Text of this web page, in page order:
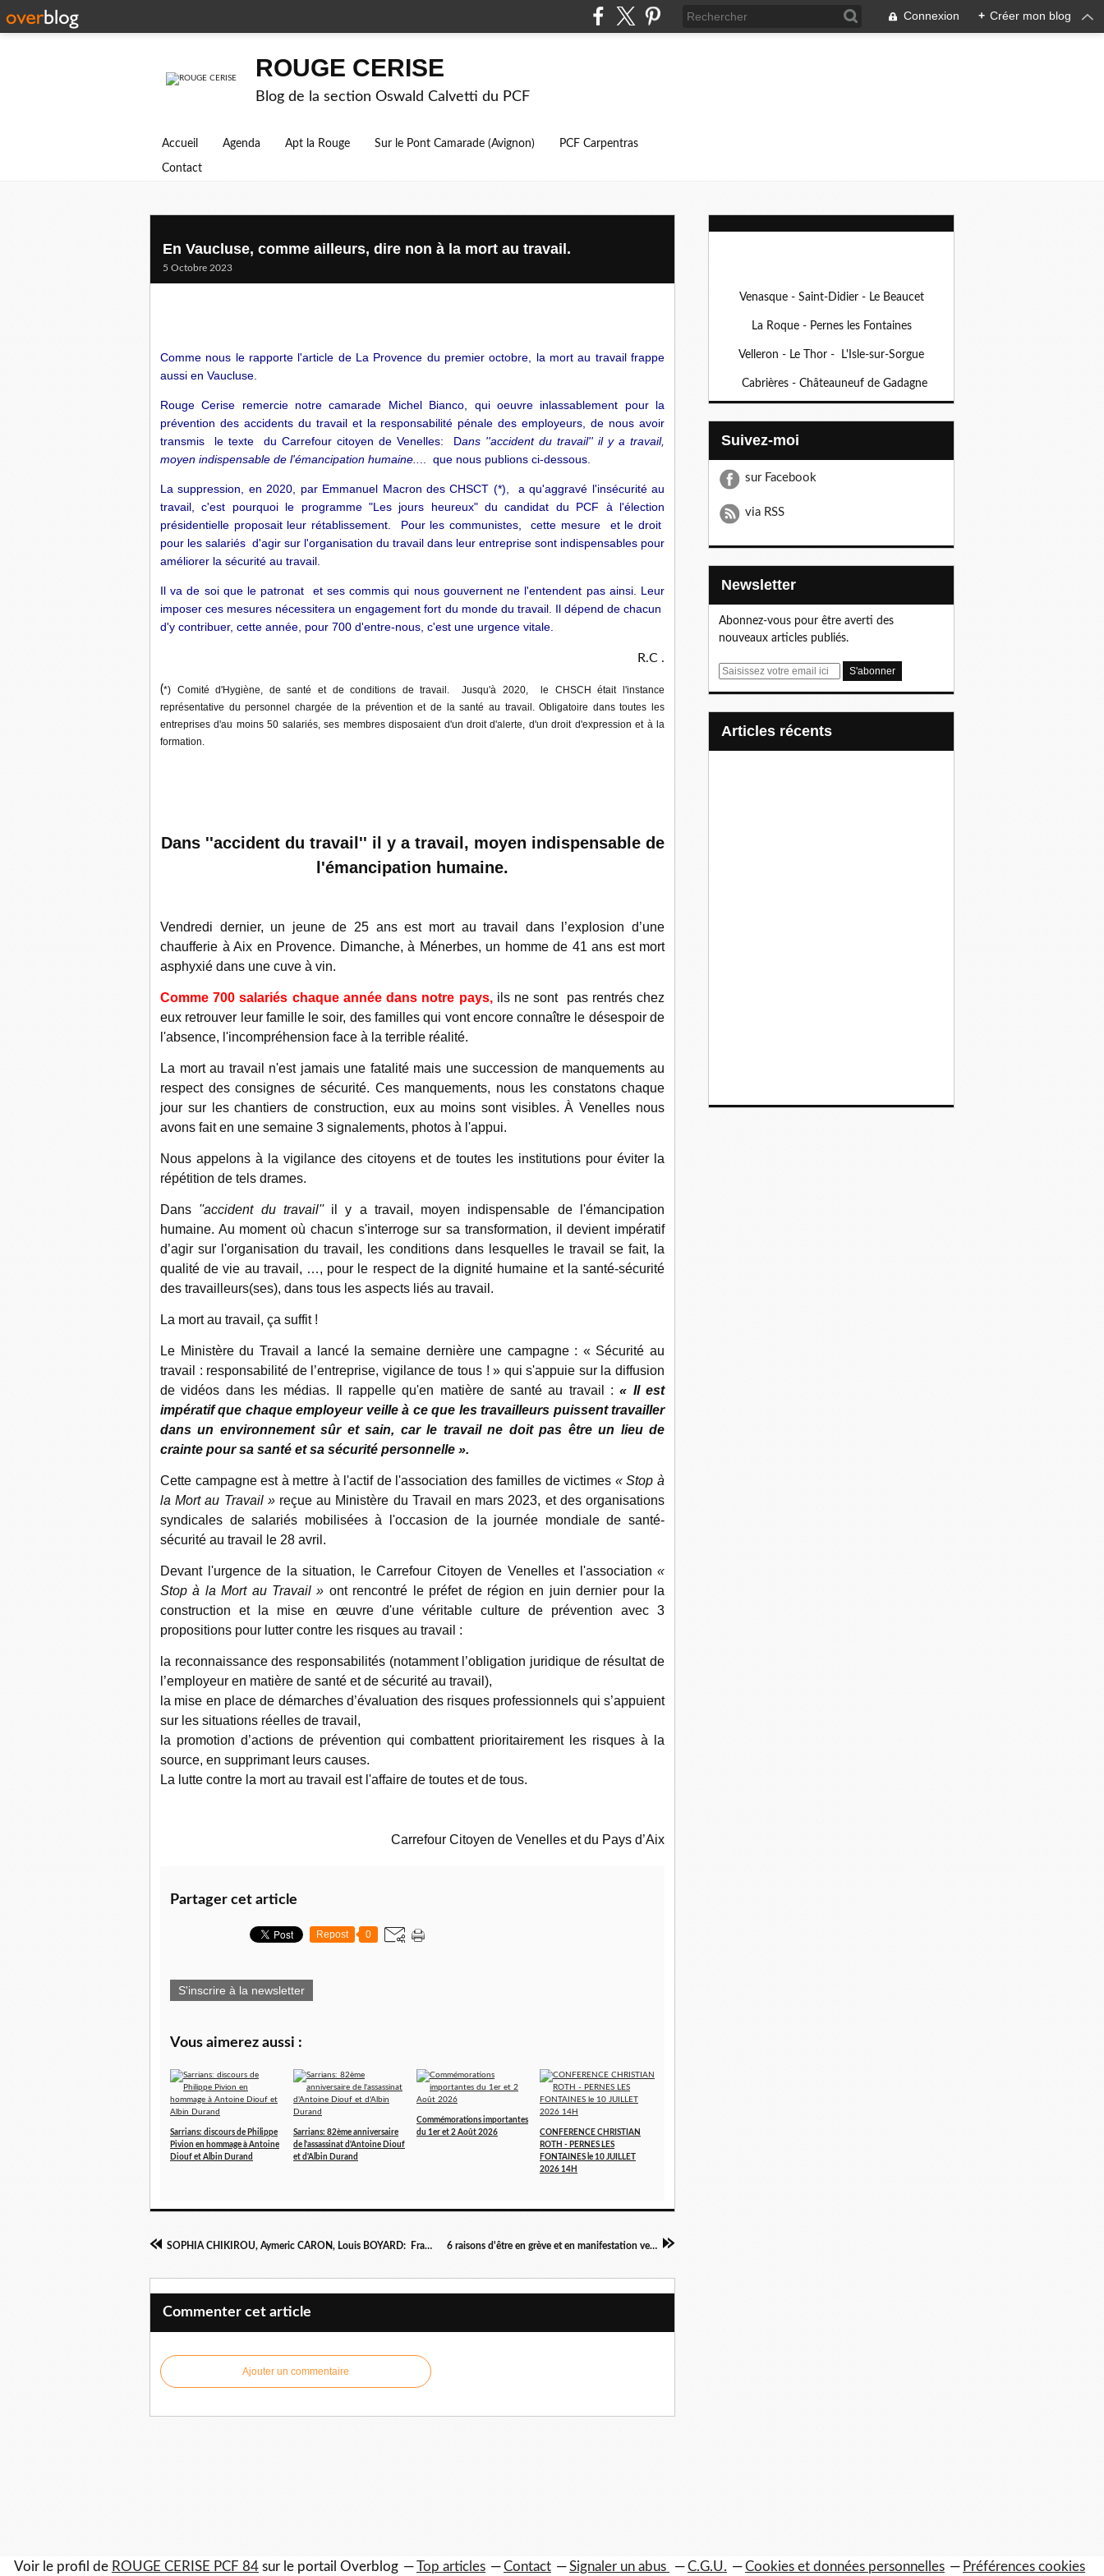
Connexion + Créer mon blog
ROUGE CERISE
Blog de la section Oswald Calvetti du PCF
Accueil Agenda Apt la Rouge Sur le Pont Camarade (Avignon) PCF Carpentras
Contact
En Vaucluse, comme ailleurs, dire non à la mort au travail.
5 Octobre 2023
Comme nous le rapporte l'article de La Provence du premier octobre, la mort au travail frappe
aussi en Vaucluse.
Rouge Cerise remercie notre camarade Michel Bianco, qui oeuvre inlassablement pour la
prévention des accidents du travail et la responsabilité pénale des employeurs, de nous avoir
transmis le texte du Carrefour citoyen de Venelles: Dans ''accident du travail'' il y a travail,
moyen indispensable de l'émancipation humaine..
.. que nous publions ci-dessous.
La suppression, en 2020, par Emmanuel Macron des CHSCT (*), a qu'aggravé l'insécurité au
travail, c'est pourquoi le programme "Les jours heureux" du candidat du PCF à l'élection
présidentielle proposait leur rétablissement. Pour les communistes, cette mesure et le droit
pour les salariés d'agir sur l'organisation du travail dans leur entreprise sont indispensables pour
améliorer la sécurité au travail.
Il va de soi que le patronat et ses commis qui nous gouvernent ne l'entendent pas ainsi. Leur
imposer ces mesures nécessitera un engagement fort du monde du travail. Il dépend de chacun
d'y contribuer, cette année, pour 700 d'entre-nous, c'est une urgence vitale.
R.C .
(*) Comité d'Hygiène, de santé et de conditions de travail. Jusqu'à 2020, le CHSCH était l'instance
représentative du personnel chargée de la prévention et de la santé au travail. Obligatoire dans toutes les
entreprises d'au moins 50 salariés, ses membres disposaient d'un droit d'alerte, d'un droit d'expression et à la
formation.
Dans ''accident du travail'' il y a travail, moyen indispensable de
l'émancipation humaine.
Vendredi dernier, un jeune de 25 ans est mort au travail dans l’explosion d’une
chaufferie à Aix en Provence. Dimanche, à Ménerbes, un homme de 41 ans est mort
asphyxié dans une cuve à vin.
Comme 700 salariés chaque année dans notre pays,ils ne sont pas rentrés chez
eux retrouver leur famille le soir, des familles qui vont encore connaître le désespoir de
l'absence, l'incompréhension face à la terrible réalité.
La mort au travail n'est jamais une fatalité mais une succession de manquements au
respect des consignes de sécurité. Ces manquements, nous les constatons chaque
jour sur les chantiers de construction, eux au moins sont visibles. À Venelles nous
avons fait en une semaine 3 signalements, photos à l'appui.
Nous appelons à la vigilance des citoyens et de toutes les institutions pour éviter la
répétition de tels drames.
Dans ''accident du travail''il y a travail, moyen indispensable de l'émancipation
humaine. Au moment où chacun s'interroge sur sa transformation, il devient impératif
d’agir sur l'organisation du travail, les conditions dans lesquelles le travail se fait, la
qualité de vie au travail, …, pour le respect de la dignité humaine et la santé-sécurité
des travailleurs(ses), dans tous les aspects liés au travail.
La mort au travail, ça suffit !
Le Ministère du Travail a lancé la semaine dernière une campagne : « Sécurité au
travail : responsabilité de l’entreprise, vigilance de tous ! » qui s'appuie sur la diffusion
de vidéos dans les médias. Il rappelle qu'en matière de santé au travail :« Il est
impératif que chaque employeur veille à ce que les travailleurs puissent travailler
dans un environnement sûr et sain, car le travail ne doit pas être un lieu de
crainte pour sa santé et sa sécurité personnelle ».
Cette campagne est à mettre à l'actif de l'association des familles de victimes « Stop à
la Mort au Travail »reçue au Ministère du Travail en mars 2023, et des organisations
syndicales de salariés mobilisées à l'occasion de la journée mondiale de santé-
sécurité au travail le 28 avril.
Devant l'urgence de la situation, le Carrefour Citoyen de Venelles et l'association «
Stop à la Mort au Travail » ont rencontré le préfet de région en juin dernier pour la
construction et la mise en œuvre d'une véritable culture de prévention avec 3
propositions pour lutter contre les risques au travail :
la reconnaissance des responsabilités (notamment l’obligation juridique de résultat de
l’employeur en matière de santé et de sécurité au travail),
la mise en place de démarches d’évaluation des risques professionnels qui s’appuient
sur les situations réelles de travail,
la promotion d’actions de prévention qui combattent prioritairement les risques à la
source, en supprimant leurs causes.
La lutte contre la mort au travail est l'affaire de toutes et de tous.
Carrefour Citoyen de Venelles et du Pays d’Aix
Partager cet article
Repost 0
S'inscrire à la newsletter
Vous aimerez aussi :
Sarrians: discours de Philippe
Pivion en hommage à Antoine
Diouf et Albin Durand
Sarrians: 82ème anniversaire
de l'assassinat d'Antoine Diouf
et d'Albin Durand
Commémorations importantes
du 1er et 2 Août 2026
CONFERENCE CHRISTIAN
ROTH - PERNES LES
FONTAINES le 10 JUILLET
2026 14H
SOPHIA CHIKIROU, Aymeric CARON, Louis BOYARD: Franchement Ignobles! Billet d’humeur de Roger Martin 6 raisons d'être en grève et en manifestation vendredi 13 octobre. Appel de l'UD CGT 84
Commenter cet article
Ajouter un commentaire
Venasque - Saint-Didier - Le Beaucet
La Roque - Pernes les Fontaines
Velleron - Le Thor - L'Isle-sur-Sorgue
Cabrières - Châteauneuf de Gadagne
Suivez-moi
sur Facebook
via RSS
Newsletter
Abonnez-vous pour être averti des
nouveaux articles publiés.
E
articles récents
Voir le profil de ROUGE CERISE PCF 84 sur le portail Overblog Top articles Contact Signaler un abus C.G.U. Cookies et données personnelles Préférences cookies